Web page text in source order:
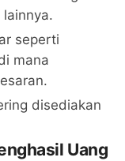
seperti
mana
disediakan
Uang